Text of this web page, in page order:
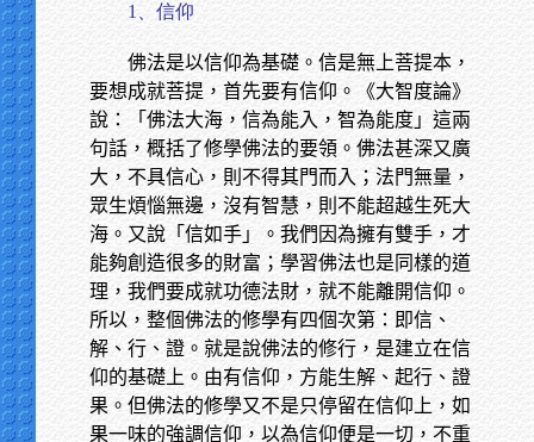
1、信仰
佛法是以信仰為基礎。信是無上菩提本，
要想成就菩提，首先要有信仰。《大智度論》
說：「佛法大海，信為能入，智為能度」這兩
句話，概括了修學佛法的要領。佛法甚深又廣
大，不具信心，則不得其門而入；法門無量，
眾生煩惱無邊，沒有智慧，則不能超越生死大
海。又說「信如手」。我們因為擁有雙手，才
能夠創造很多的財富；學習佛法也是同樣的道
理，我們要成就功德法財，就不能離開信仰。
所以，整個佛法的修學有四個次第：即信、
解、行、證。就是說佛法的修行，是建立在信
仰的基礎上。由有信仰，方能生解、起行、證
果。但佛法的修學又不是只停留在信仰上，如
果一味的強調信仰，以為信仰便是一切，不重